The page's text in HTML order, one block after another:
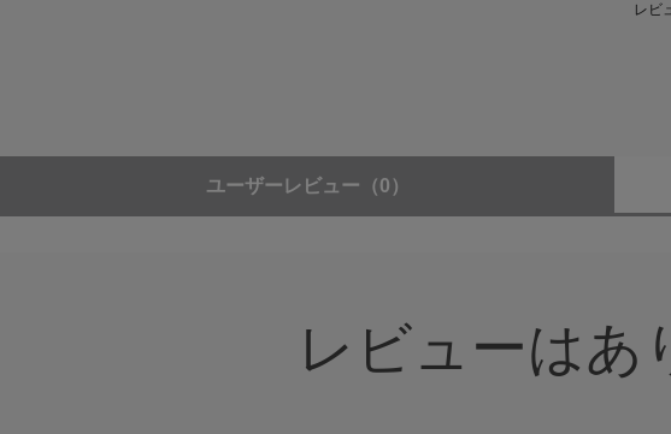
レビ
ユーザーレビュー （0）
レビューはあ